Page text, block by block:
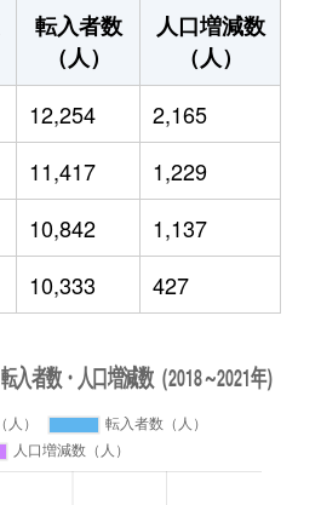
転入者数
（人）
人口増減数
（人）
12,254
2,165
11,417
1,229
10,842
1,137
10,333 427